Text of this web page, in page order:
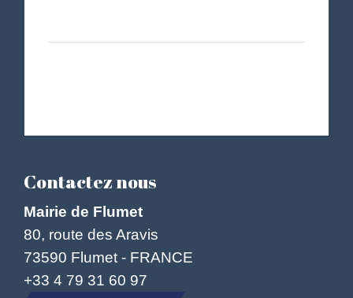
Contactez nous
Mairie de Flumet
80, route des Aravis
73590 Flumet - FRANCE
+33 4 79 31 60 97